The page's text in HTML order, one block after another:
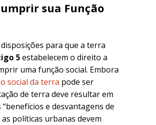
sua Função
para que a terra
5estabelecem o direito a
uma função social. Embora
social da terra pode ser
de terra deve resultar em
e desvantagens de
políticas urbanas devem